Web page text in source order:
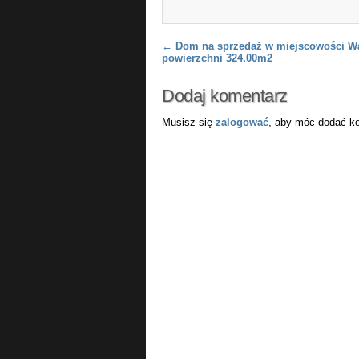
Post navigation
← Dom na sprzedaż w miejscowości
powierzchni 324.00m2
Dodaj komentarz
Musisz się zalogować, aby móc dodać